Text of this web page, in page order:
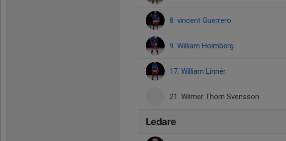
8. vincent Guerrero
9. William Holmberg
17. William Linnér
21. Wilmer Thorn Svensson
Ledare